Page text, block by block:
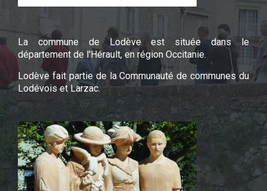
La commune de Lodève est située dans le
département de l'Hérault, en région Occitanie.
Lodève fait partie de la Communauté de communes du
Lodévois et Larzac.